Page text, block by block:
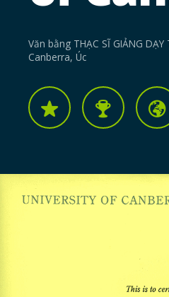
Văn bằng THẠC SĨ GIẢNG
Canberra, Úc